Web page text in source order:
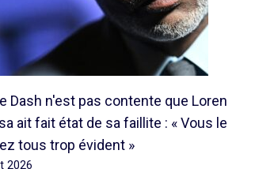
Dash n'est pas contente que Loren
ait fait état de sa faillite : « Vous le
tous trop évident »
2026